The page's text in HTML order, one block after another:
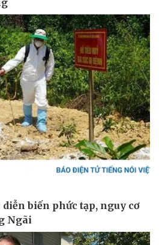
Quân sự - Quốc phòng
Vũ khí
Việt Nam
Phân tích